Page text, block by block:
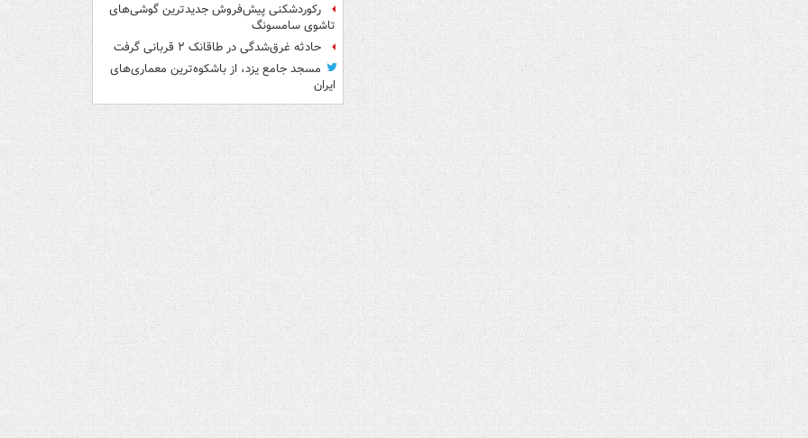
رکوردشکنی پیش‌فروش جدیدترین گوشی‌های
تاشوی سامسونگ
حادثه غرق‌شدگی در طاقانک ۲ قربانی گرفت
مسجد جامع یزد، از باشکوه‌ترین معماری‌های
ایران